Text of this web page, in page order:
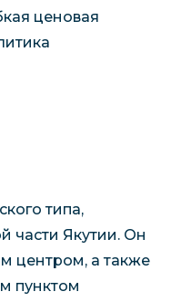
ценовая
типа,
части Якутии. Он
центром, а также
пунктом